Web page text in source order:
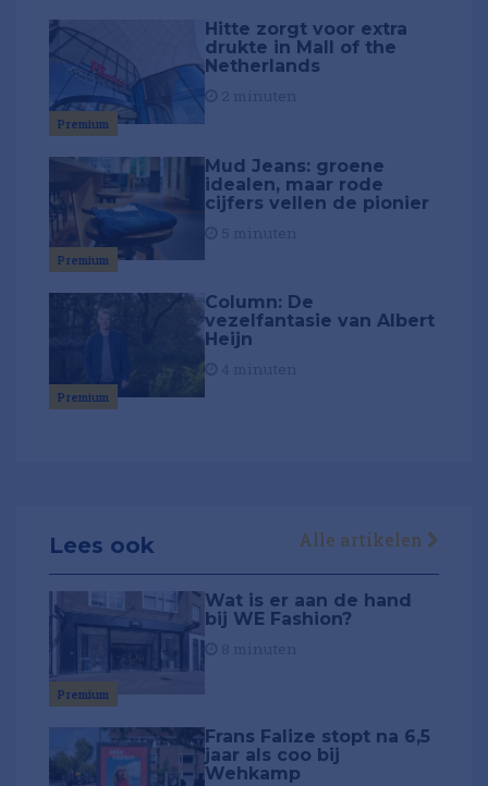
Premium
Hitte zorgt voor extra
drukte in Mall of the
Netherlands
Premium
Mud Jeans: groene
idealen, maar rode
cijfers vellen de pionier
Premium
Column: De
vezelfantasie van Albert
Heijn
Lees ook Alle artikelen
Premium
Wat is er aan de hand
bij WE Fashion?
Frans Falize stopt na 6,5
jaar als coo bij
Wehkamp